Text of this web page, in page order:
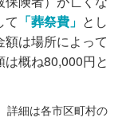
て 「葬祭費」 とし
は場所によって
概ね80,000円と
詳細は各市区町村の